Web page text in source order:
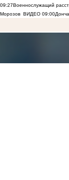
09:27Военнослужащий
Морозов ВИДЕО 09:00